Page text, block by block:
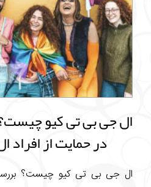
ال جی بی تی کیو
در حمایت از افراد
ال جی بی تی کیو چیست؟